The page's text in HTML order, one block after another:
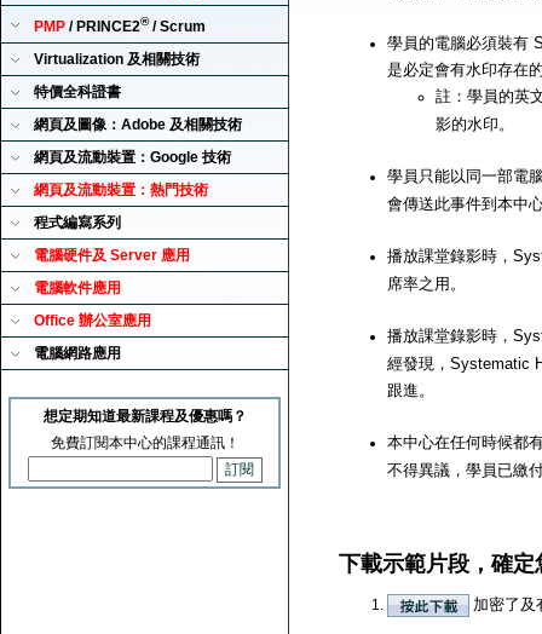
PMP / PRINCE2®/ Scrum
Virtualization 及相關技術
特價全科證書
網頁及圖像：Adobe 及相關技術
網頁及流動裝置：Google 技術
網頁及流動裝置：熱門技術
程式編寫系列
電腦硬件及 Server 應用
電腦軟件應用
Office 辦公室應用
電腦網路應用
想定期知道最新課程及優惠嗎？
免費訂閱本中心的課程通訊！
學員的電腦必須裝有
是必定會有水印存在
註：學員的英
影的水印。
學員只能以同一部電
會傳送此事件到本中
播放課堂錄影時，
席率之用。
播放課堂錄影時，
經發現，Systematic
跟進。
本中心在任何時候都
不得異議，學員已繳
下載示範片段，確
加密了及